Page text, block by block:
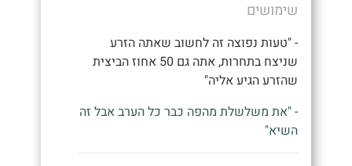
שימושים
- "טעות נפוצה זה לחשוב שאתה הזרע
שניצח בתחרות, אתה גם 50 אחוז הביצית
שהזרע הגיע אליה"
- "את משלשלת מהפה כבר כל הערב אבל זה
השיא"